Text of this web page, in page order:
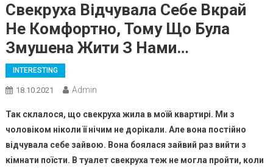
Свекруха Відчувала Себе Вкрай
Не Комфортно, Тому Що Була
Змушена Жити З Нами…
INTERESTING
18.10.2021 Admin
Так склалося, що свекруха жила в моїй квартирі. Ми з
чоловіком ніколи її нічим не дорікали. Але вона постійно
відчувала себе зайвою. Вона боялася зайвий раз вийти з
кімнати поїсти. В туалет свекруха теж не могла пройти, коли